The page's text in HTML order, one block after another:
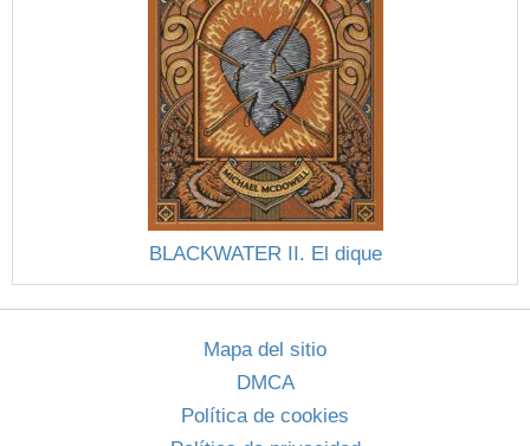
BLACKWATER II. El dique
Mapa del sitio
DMCA
Política de cookies